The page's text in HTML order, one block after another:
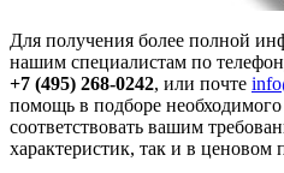
Для получения более полной
нашим специалистам по
+7 (495) 268-0242, или почте
помощь в подборе необходимого
соответствовать вашим
характеристик, так и в ценовом